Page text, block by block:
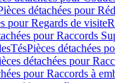
détachées pour
pour Regards de visite
pour Raccords
TésPièces détachées
détachées pour
pour Raccords à